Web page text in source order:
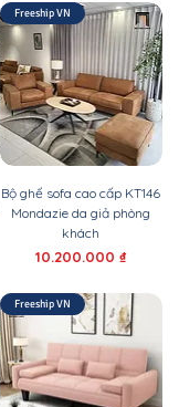
Freeship VN
Bộ ghế sofa cao cấp KT146
Mondazie da giả phòng
khách
Giá
10.200.000 ₫
Freeship VN